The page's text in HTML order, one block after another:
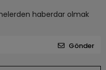
haberdar olmak
Gönder